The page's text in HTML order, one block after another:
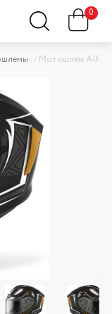
0
Мотошлем